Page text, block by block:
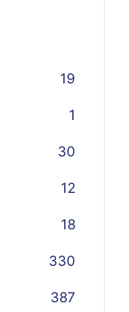
19
1
30
12
18
330
387